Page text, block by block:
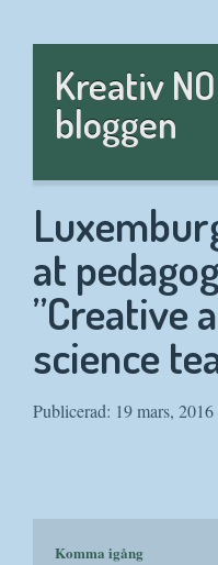
Kreativ NO
bloggen
at
”Creative
science
Publicerad: 19 mars, 2016
Komma igång